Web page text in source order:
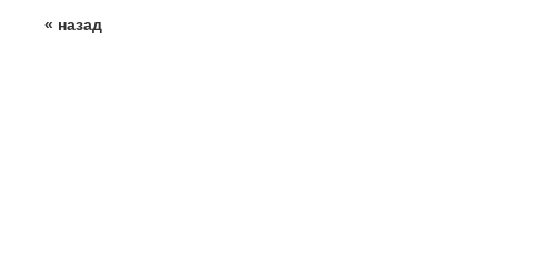
« назад